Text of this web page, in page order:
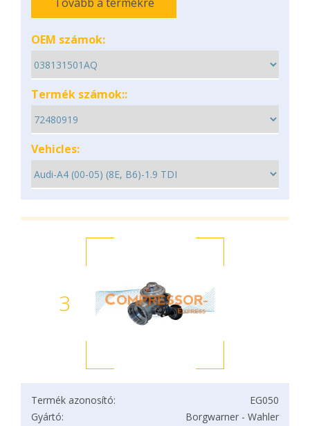
OEM számok:
Termék számok::
Vehicles:
3
Termék azonosító:
EG050
Gyártó:
Borgwarner - Wahler